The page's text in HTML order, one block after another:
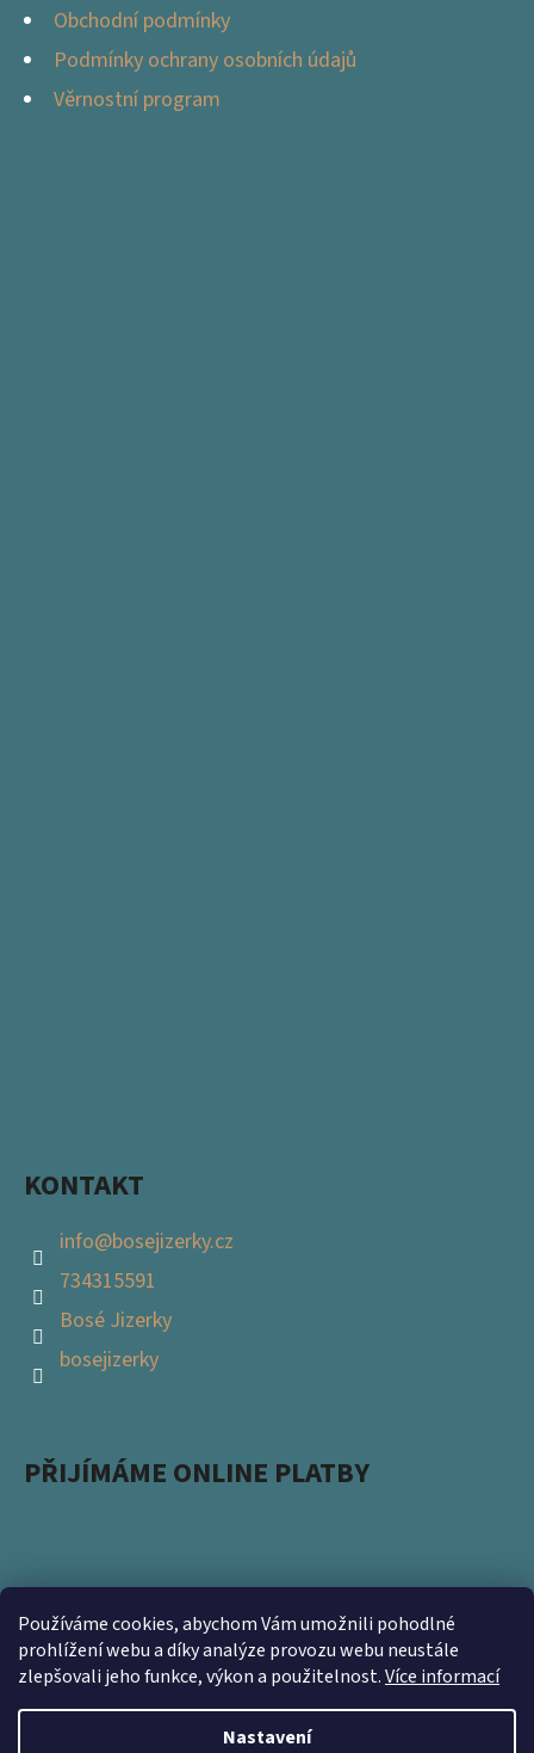
Používáme cookies, abychom Vám umožnili pohodlné
prohlížení webu a díky analýze provozu webu neustále
zlepšovali jeho funkce, výkon a použitelnost.Více informací
Nastavení
Obchodní podmínky
Podmínky ochrany osobních údajů
Věrnostní program
KONTAKT
info@bosejizerky.cz
734315591
Bosé Jizerky
bosejizerky
PŘIJÍMÁME ONLINE PLATBY
Podpořte s námi přírodu a zapojte se do projektu
Ukliďme Česko. Nevyhazujte použité obaly a přineste
nám je na prodejnu https://www.kamsnim.cz/